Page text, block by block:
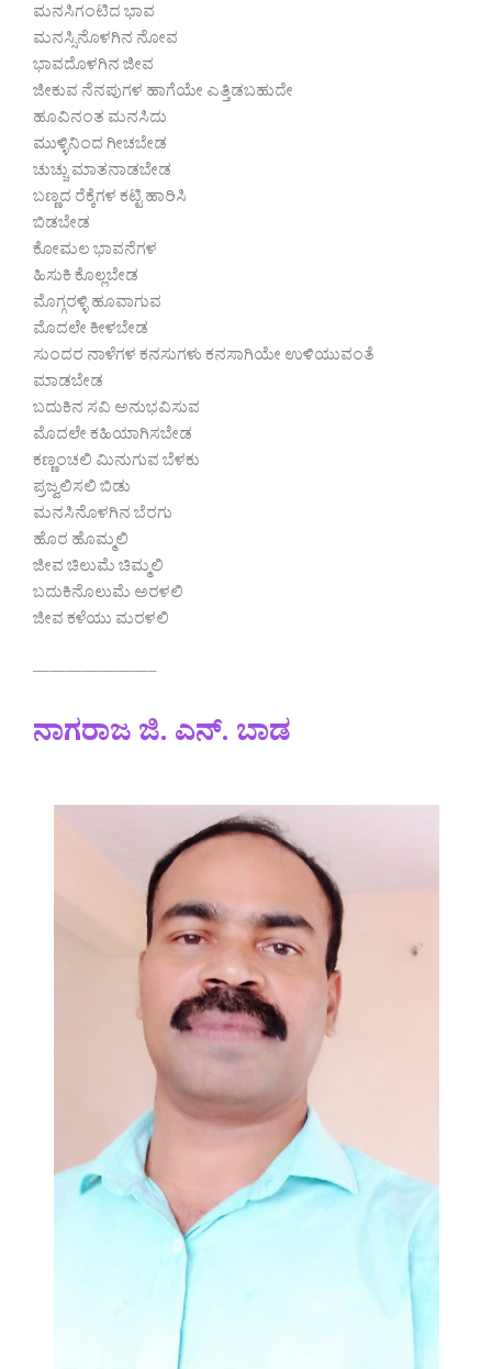
ಮನಸಿಗಂಟಿದ ಭಾವ
ಮನಸ್ಸಿನೊಳಗಿನ ನೋವ
ಭಾವದೊಳಗಿನ ಜೀವ
ಜೀಕುವ ನೆನಪುಗಳ ಹಾಗೆಯೇ ಎತ್ತಿಡಬಹುದೇ
ಹೂವಿನಂತ ಮನಸಿದು
ಮುಳ್ಳಿನಿಂದ ಗೀಚಬೇಡ
ಚುಚ್ಚು ಮಾತನಾಡಬೇಡ
ಬಣ್ಣದ ರೆಕ್ಕೆಗಳ ಕಟ್ಟಿ ಹಾರಿಸಿ
ಬಿಡಬೇಡ
ಕೋಮಲ ಭಾವನೆಗಳ
ಹಿಸುಕಿ ಕೊಲ್ಲಬೇಡ
ಮೊಗ್ಗರಳ್ಳಿ ಹೂವಾಗುವ
ಮೊದಲೇ ಕೀಳಬೇಡ
ಸುಂದರ ನಾಳೆಗಳ ಕನಸುಗಳು ಕನಸಾಗಿಯೇ ಉಳಿಯುವಂತೆ
ಮಾಡಬೇಡ
ಬದುಕಿನ ಸವಿ ಅನುಭವಿಸುವ
ಮೊದಲೇ ಕಹಿಯಾಗಿಸಬೇಡ
ಕಣ್ಣಂಚಲಿ ಮಿನುಗುವ ಬೆಳಕು
ಪ್ರಜ್ವಲಿಸಲಿ ಬಿಡು
ಮನಸಿನೊಳಗಿನ ಬೆರಗು
ಹೊರ ಹೊಮ್ಮಲಿ
ಜೀವ ಚಿಲುಮೆ ಚಿಮ್ಮಲಿ
ಬದುಕಿನೊಲುಮೆ ಅರಳಲಿ
ಜೀವ ಕಳೆಯು ಮರಳಲಿ
———————–
ನಾಗರಾಜ ಜಿ. ಎನ್. ಬಾಡ